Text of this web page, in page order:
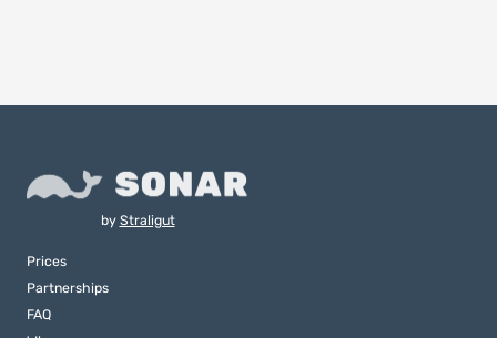
by Straligut
Prices
Partnerships
FAQ